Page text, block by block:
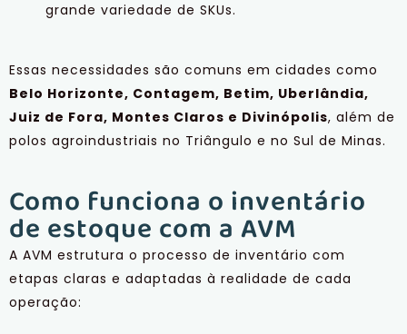
grande variedade de SKUs.
Essas necessidades são comuns em cidades como
Belo Horizonte, Contagem, Betim, Uberlândia,
Juiz de Fora, Montes Claros e Divinópolis, além de
polos agroindustriais no Triângulo e no Sul de Minas.
Como funciona o inventário
de estoque com a AVM
A AVM estrutura o processo de inventário com
etapas claras e adaptadas à realidade de cada
operação: